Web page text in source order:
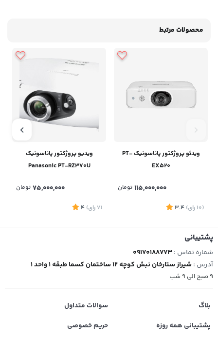
محصولات مرتبط
ویدئو پروژکتور پاناسونیک PT-
EX520
115,000,000 تومان
(10 رای)
3.4
ویدیو پروژکتور پاناسونیک
Panasonic PT-RZ370U
75,000,000 تومان
(7 رای)
4
پشتیبانی
شماره تماس :09170188773
آدرس :شیراز ستارخان نبش کوچه 12 ساختمان کسما طبقه 1 واحد 1
9 صبح الی 9 شب
بلاگ
سوالات متداول
پشتیبانی همه روزه
حریم خصوصی